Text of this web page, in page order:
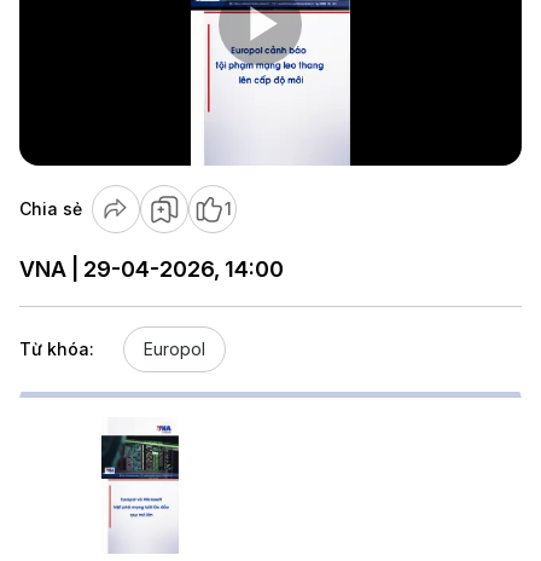
Play
Video
Chia sẻ 1
VNA | 29-04-2026, 14:00
Từ khóa: Europol